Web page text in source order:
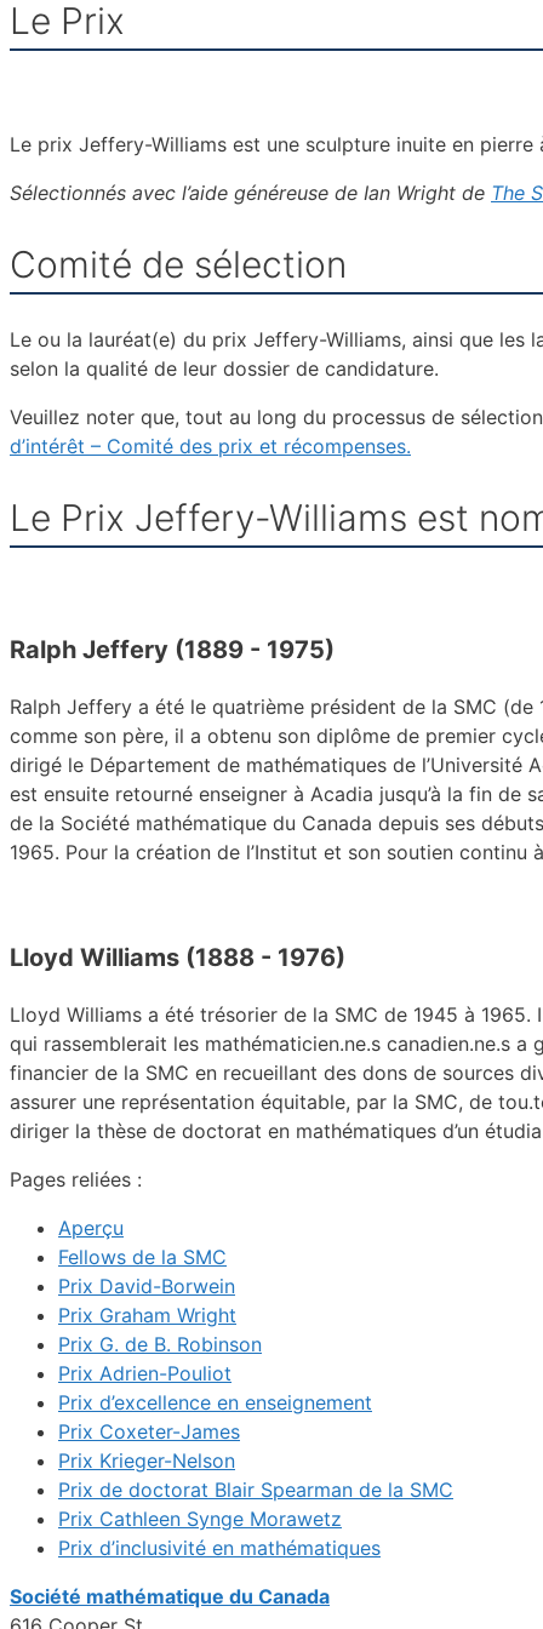
Le Prix
Le prix Jeffery-Williams est une sculpture inuite en
Sélectionnés avec l’aide généreuse de Ian Wright de The
Comité de sélection
Le ou la lauréat(e) du prix Jeffery-Williams, ainsi que les
selon la qualité de leur dossier de candidature.
Veuillez noter que, tout au long du processus de
d’intérêt – Comité des prix et récompenses.
Le Prix Jeffery-Williams est
Ralph Jeffery (1889 - 1975)
Ralph Jeffery a été le quatrième président de la SMC (de
comme son père, il a obtenu son diplôme de premier
dirigé le Département de mathématiques de l’Université
est ensuite retourné enseigner à Acadia jusqu’à la fin de
de la Société mathématique du Canada depuis ses
1965. Pour la création de l’Institut et son soutien
Lloyd Williams (1888 - 1976)
Lloyd Williams a été trésorier de la SMC de 1945 à 1965.
qui rassemblerait les mathématicien.ne.s canadien.ne.s
financier de la SMC en recueillant des dons de sources
assurer une représentation équitable, par la SMC, de
diriger la thèse de doctorat en mathématiques d’un
Pages reliées :
Aperçu
Fellows de la SMC
Prix David-Borwein
Prix Graham Wright
Prix G. de B. Robinson
Prix Adrien-Pouliot
Prix d’excellence en enseignement
Prix Coxeter-James
Prix Krieger-Nelson
Prix de doctorat Blair Spearman de la SMC
Prix Cathleen Synge Morawetz
Prix d’inclusivité en mathématiques
Société mathématique du Canada